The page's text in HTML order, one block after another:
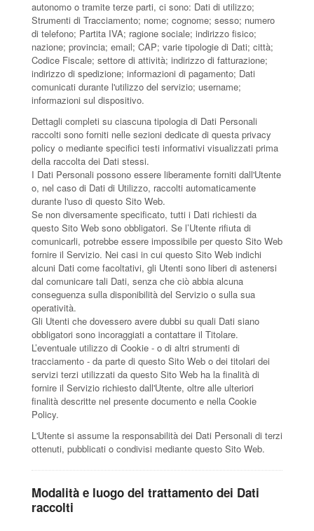
autonomo o tramite terze parti, ci sono: Dati di utilizzo;
Strumenti di Tracciamento; nome; cognome; sesso; numero
di telefono; Partita IVA; ragione sociale; indirizzo fisico;
nazione; provincia; email; CAP; varie tipologie di Dati; città;
Codice Fiscale; settore di attività; indirizzo di fatturazione;
indirizzo di spedizione; informazioni di pagamento; Dati
comunicati durante l'utilizzo del servizio; username;
informazioni sul dispositivo.
Dettagli completi su ciascuna tipologia di Dati Personali
raccolti sono forniti nelle sezioni dedicate di questa privacy
policy o mediante specifici testi informativi visualizzati prima
della raccolta dei Dati stessi.
I Dati Personali possono essere liberamente forniti dall'Utente
o, nel caso di Dati di Utilizzo, raccolti automaticamente
durante l'uso di questo Sito Web.
Se non diversamente specificato, tutti i Dati richiesti da
questo Sito Web sono obbligatori. Se l’Utente rifiuta di
comunicarli, potrebbe essere impossibile per questo Sito Web
fornire il Servizio. Nei casi in cui questo Sito Web indichi
alcuni Dati come facoltativi, gli Utenti sono liberi di astenersi
dal comunicare tali Dati, senza che ciò abbia alcuna
conseguenza sulla disponibilità del Servizio o sulla sua
operatività.
Gli Utenti che dovessero avere dubbi su quali Dati siano
obbligatori sono incoraggiati a contattare il Titolare.
L’eventuale utilizzo di Cookie - o di altri strumenti di
tracciamento - da parte di questo Sito Web o dei titolari dei
servizi terzi utilizzati da questo Sito Web ha la finalità di
fornire il Servizio richiesto dall'Utente, oltre alle ulteriori
finalità descritte nel presente documento e nella Cookie
Policy.
L'Utente si assume la responsabilità dei Dati Personali di terzi
ottenuti, pubblicati o condivisi mediante questo Sito Web.
Modalità e luogo del trattamento dei Dati
raccolti